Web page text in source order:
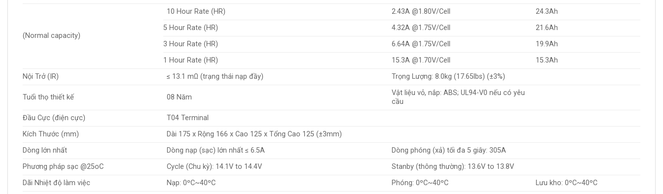
(Normal capacity)
10 Hour Rate (HR) 2.43A @1.80V/Cell
24.3Ah
5 Hour Rate (HR)
4.32A @1.75V/Cell
21.6Ah
3 Hour Rate (HR)
6.64A @1.75V/Cell
19.9Ah
1 Hour Rate (HR)
15.3A @1.70V/Cell
15.3Ah
Nội Trở (IR)
≤ 13.1 mΩ (trạng thái nạp đầy) Trọng Lượng: 8.0kg (17.65lbs) (±3%)
Tuổi thọ thiết kế 08 Năm
Vật liệu vỏ, nắp: ABS; UL94-V0 nếu có yêu
cầu
Đầu Cực (điện cực)
T04 Terminal
Kích Thước (mm)
Dài 175 x Rộng 166 x Cao 125 x Tổng Cao 125 (±3mm)
Dòng lớn nhất
Dòng nạp (sạc) lớn nhất ≤ 6.5A
Dòng phóng (xả) tối đa 5 giây: 305A
Phương pháp sạc @25oC
Cycle (Chu kỳ): 14.1V to 14.4V
Stanby (thông thường): 13.6V to 13.8V
Dãi Nhiệt độ làm việc
Nạp: 0ºC~40ºC Phóng: 0ºC~40ºC Lưu kho: 0ºC~40ºC